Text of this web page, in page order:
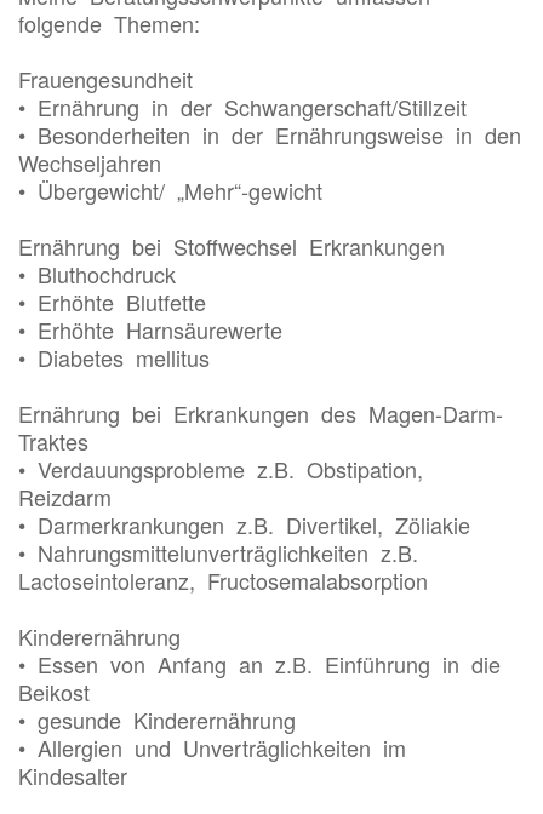
folgende Themen:
Frauengesundheit
• Ernährung in der Schwangerschaft/Stillzeit
• Besonderheiten in der Ernährungsweise in den
Wechseljahren
• Übergewicht/ „Mehr“-gewicht
Ernährung bei Stoffwechsel Erkrankungen
• Bluthochdruck
• Erhöhte Blutfette
• Erhöhte Harnsäurewerte
• Diabetes mellitus
Ernährung bei Erkrankungen des Magen-Darm-
Traktes
• Verdauungsprobleme z.B. Obstipation,
Reizdarm
• Darmerkrankungen z.B. Divertikel, Zöliakie
• Nahrungsmittelunverträglichkeiten z.B.
Lactoseintoleranz, Fructosemalabsorption
Kinderernährung
• Essen von Anfang an z.B. Einführung in die
Beikost
• gesunde Kinderernährung
• Allergien und Unverträglichkeiten im
Kindesalter